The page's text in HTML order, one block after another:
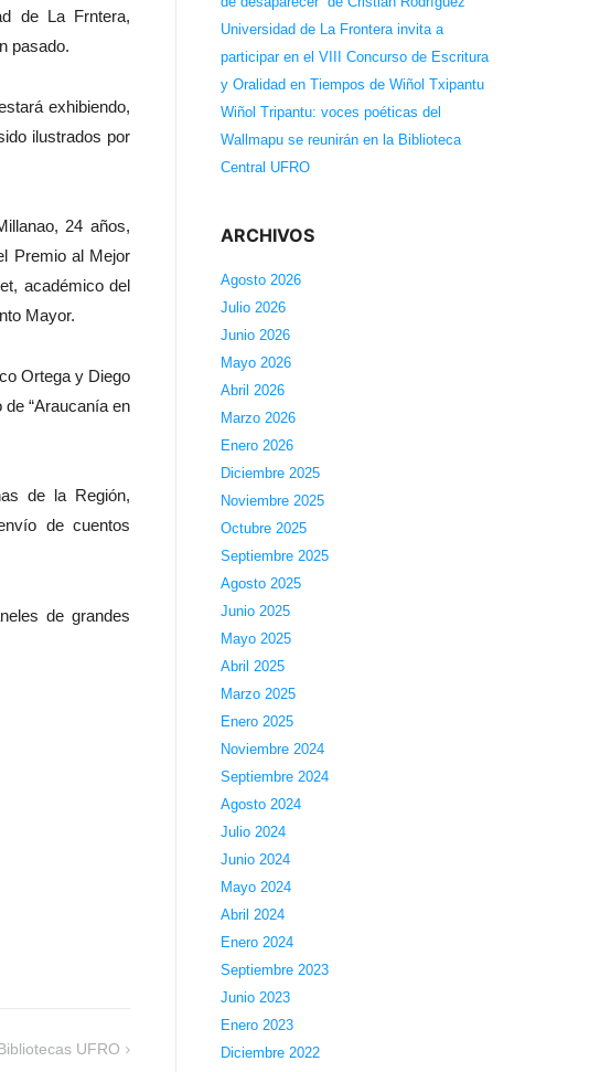
de La Frntera,
pasado.
exhibiendo,
ilustrados por
24 años,
Premio al Mejor
académico del
Mayor.
Ortega y Diego
“Araucanía en
de la Región,
de cuentos
de grandes
UFRO
Universidad de La Frontera invita a
participar en el VIII Concurso de Escritura
y Oralidad en Tiempos de Wiñol Txipantu
Wiñol Tripantu: voces poéticas del
Wallmapu se reunirán en la Biblioteca
Central UFRO
ARCHIVOS
Agosto 2026
Julio 2026
Junio 2026
Mayo 2026
Abril 2026
Marzo 2026
Enero 2026
Diciembre 2025
Noviembre 2025
Octubre 2025
Septiembre 2025
Agosto 2025
Junio 2025
Mayo 2025
Abril 2025
Marzo 2025
Enero 2025
Noviembre 2024
Septiembre 2024
Agosto 2024
Julio 2024
Junio 2024
Mayo 2024
Abril 2024
Enero 2024
Septiembre 2023
Junio 2023
Enero 2023
Diciembre 2022